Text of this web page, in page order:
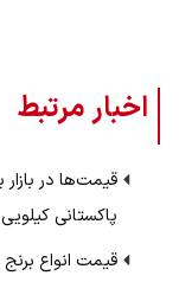
اخبار مرتبط
قیمت‌ها در
پاکستانی